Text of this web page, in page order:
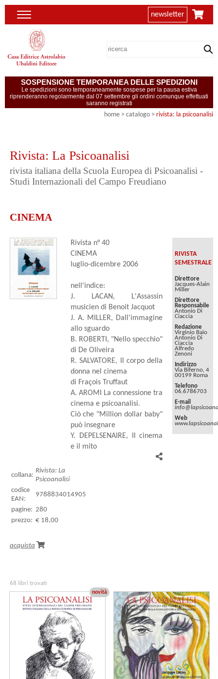
newsletter
SOSPENSIONE TEMPORANEA DELLE SPEDIZIONI
Le spedizioni sono temporaneamente sospese per la pausa estiva
riprenderanno regolarmente dal 07 settembre gli ordini comunque effettuati
saranno registrati
home > catalogo > rivista: la psicoanalisi
Rivista: La Psicoanalisi
rivista italiana della Scuola Europea di Psicoanalisi -
Studi Internazionali del Campo Freudiano
CINEMA
Rivista n° 40
CINEMA
luglio-dicembre 2006
nell'indice:
J. LACAN, L'Assassin
musicien di Benoit Jacquot
J. A. MILLER, Dall'immagine
allo sguardo
B. ROBERTI, "Nello specchio"
di De Oliveira
R. SALVATORE, Il corpo della
donna nel cinema
di Fraçois Truffaut
A. AROMI La connessione tra
cinema e psicoanalisi.
Ciò che "Million dollar baby"
può insegnare
Y. DEPELSENAIRE, Il cinema
e il mito
RIVISTA
SEMESTRALE
Direttore
Jacques-Alain
Miller
Direttore
Responsabile
Antonio Di
Ciaccia
Redazione
Virginio Baio
Antonio Di
Ciaccia
Alfredo
Zenoni
Indirizzo
Via Biferno, 4
00199 Roma
Telefono
06.6786703
E-mail
Web
collana:
Rivista: La
Psicoanalisi
codice
EAN:
9788834014905
pagine: 280
prezzo: € 18,00
acquista
68 libri trovati
novità